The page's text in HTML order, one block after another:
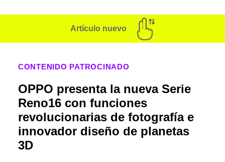
Artículo nuevo
CONTENIDO PATROCINADO
OPPO presenta la nueva Serie
Reno16 con funciones
revolucionarias de fotografía e
innovador diseño de planetas
3D